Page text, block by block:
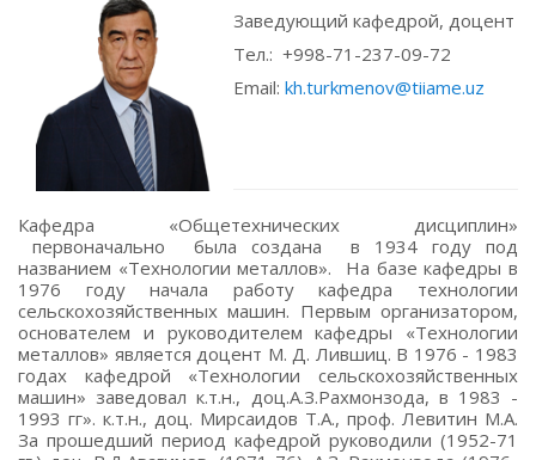
Заведующий кафедрой, доцент
Тел.: +998-71-237-09-72
Email: kh.turkmenov@tiiame.uz
Кафедра «Общетехнических дисциплин»
первоначально была создана в 1934 году под
названием «Технологии металлов». На базе кафедры в
1976 году начала работу кафедра технологии
сельскохозяйственных машин. Первым организатором,
основателем и руководителем кафедры «Технологии
металлов» является доцент М. Д. Лившиц. В 1976 - 1983
годах кафедрой «Технологии сельскохозяйственных
машин» заведовал к.т.н., доц.А.З.Рахмонзода, в 1983 -
1993 гг». к.т.н., доц. Мирсаидов Т.А., проф. Левитин М.А.
За прошедший период кафедрой руководили (1952-71